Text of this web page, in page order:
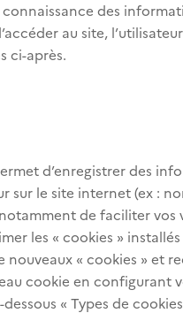
des
au site,
ci-après.
d’enregistrer des
sur le site internet (ex :
de faciliter vos
les « cookies »
nouveaux « cookies » et
cookie en configurant
« Types de